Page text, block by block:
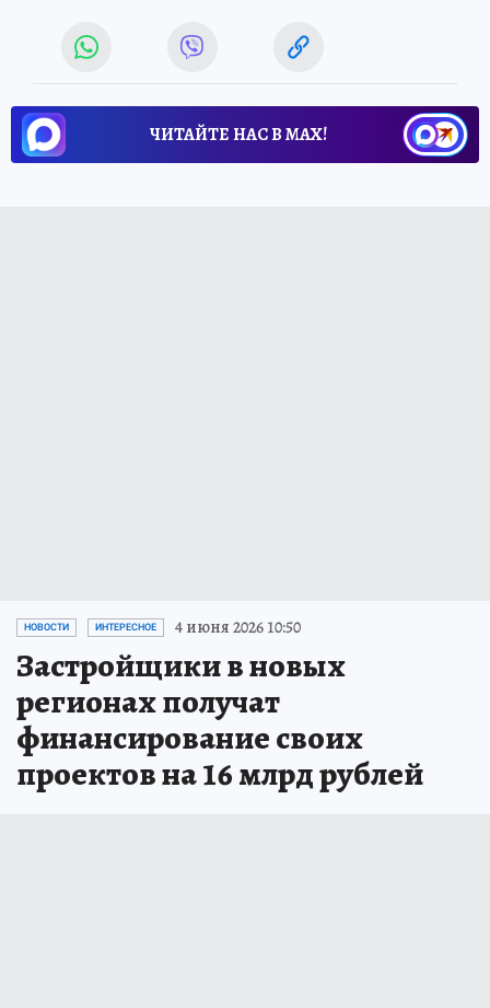
ЧИТАЙТЕ НАС В МАХ!
НОВОСТИ ИНТЕРЕСНОЕ 4 июня 2026 10:50
Застройщики в новых
регионах получат
финансирование своих
проектов на 16 млрд рублей